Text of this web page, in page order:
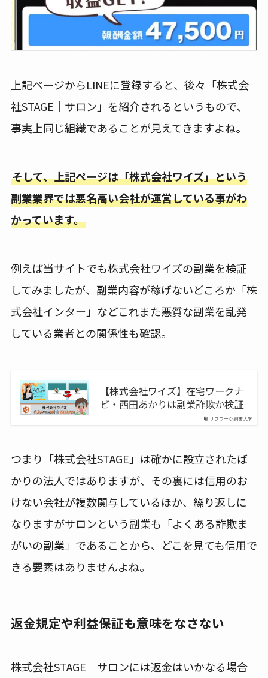
上記ページからLINEに登録すると、後々「株式会
社STAGE｜サロン」を紹介されるというもので、
事実上同じ組織であることが見えてきますよね。
そして、上記ページは「株式会社ワイズ」という
副業業界では悪名高い会社が運営している事がわ
かっています。
例えば当サイトでも株式会社ワイズの副業を検証
してみましたが、副業内容が稼げないどころか「株
式会社インター」などこれまた悪質な副業を乱発
している業者との関係性も確認。
サブワーク副業大学
【株式会社ワイズ】在宅ワークナ
ビ・西田あかりは副業詐欺か検証
つまり「株式会社STAGE」は確かに設立されたば
かりの法人ではありますが、その裏には信用のお
けない会社が複数関与しているほか、繰り返しに
なりますがサロンという副業も「よくある詐欺ま
がいの副業」であることから、どこを見ても信用で
きる要素はありませんよね。
返金規定や利益保証も意味をなさない
株式会社STAGE｜サロンには返金はいかなる場合